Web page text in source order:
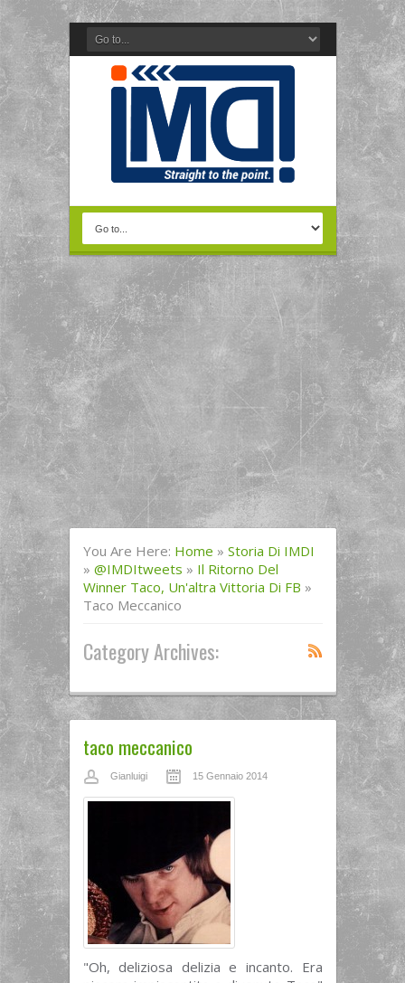
You Are Here: Home » Storia Di IMDI
» @IMDItweets » Il Ritorno Del
Winner Taco, Un'altra Vittoria Di FB »
Taco Meccanico
Category Archives:
taco meccanico
Gianluigi 15 Gennaio 2014
"Oh, deliziosa delizia e incanto. Era